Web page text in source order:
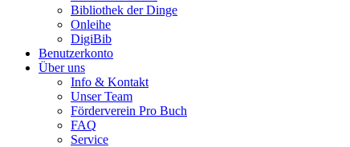
Bibliothek der Dinge
Onleihe
DigiBib
Benutzerkonto
Über uns
Info & Kontakt
Unser Team
Förderverein Pro Buch
FAQ
Service